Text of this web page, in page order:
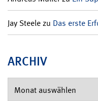
Jay Steelezu Das erste
ARCHIV